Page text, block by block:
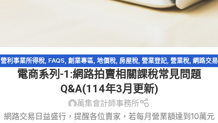
營利事業所得稅, FAQS, 創業專區, 地價稅, 房屋稅, 營業登記, 營業稅, 網路交易
課稅,網路拍賣,網路購物, 自用住宅,自用住宅用地,電商系列 ,電子商務
電商系列-1:網路拍賣相關課稅常見問題
Q&A(114年3月更新)
萬集會計師事務所
網路交易日益盛行，提醒各位賣家，若每月營業額達到10萬元